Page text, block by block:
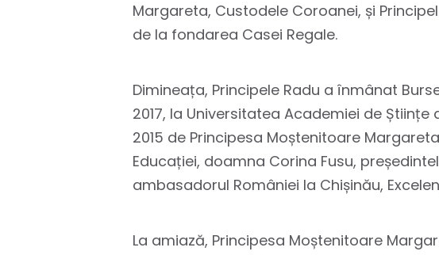
Margareta, Custodele Coroanei, și
de la fondarea Casei Regale.
Dimineața, Principele Radu a înmânat
2017, la Universitatea Academiei de
2015 de Principesa Moștenitoare
Educației, doamna Corina Fusu,
ambasadorul României la Chișinău,
La amiază, Principesa Moștenitoare